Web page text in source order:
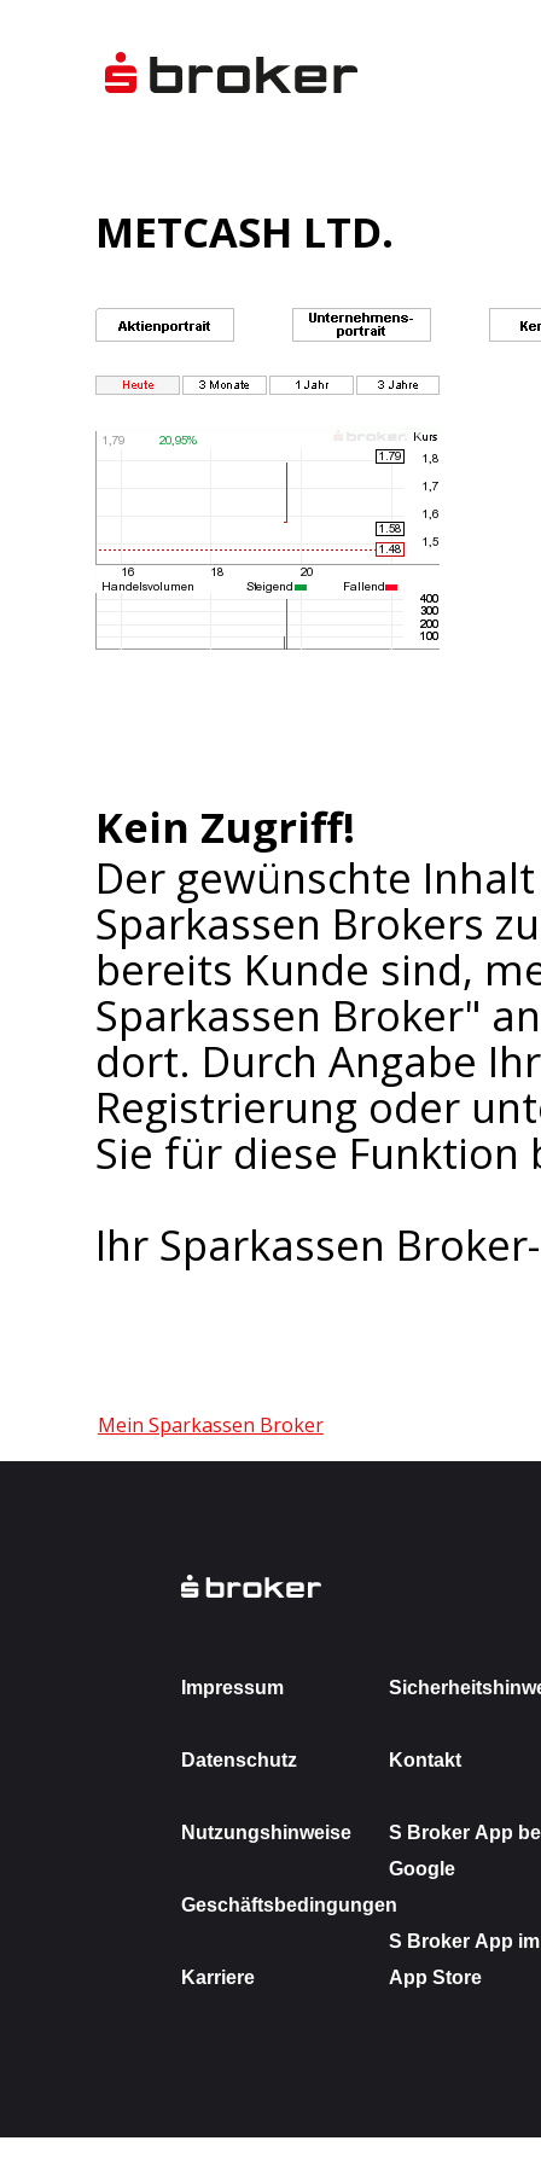
METCASH LTD.
Kein Zugriff!
Der gewünschte
Sparkassen Brokers
bereits Kunde sind,
Sparkassen Broker"
dort. Durch Angabe
Registrierung oder
Sie für diese Funktion
Ihr Sparkassen
Mein Sparkassen Broker